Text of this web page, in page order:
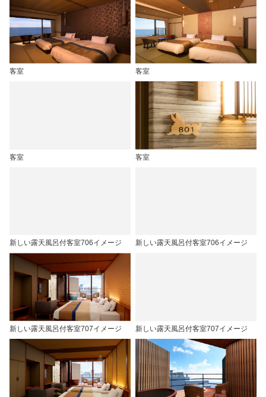
客室 客室
客室 客室
新しい露天風呂付客室706イメージ 新しい露天風呂付客室706イメージ
新しい露天風呂付客室707イメージ 新しい露天風呂付客室707イメージ